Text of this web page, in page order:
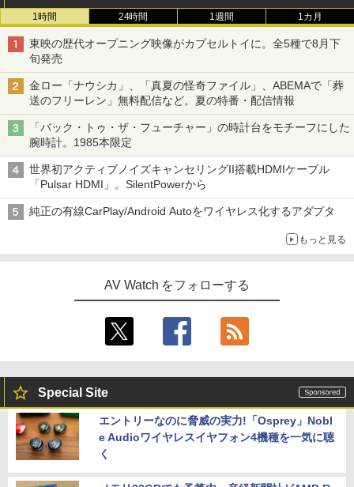
1時間 24時間 1週間 1カ月
東映の歴代オープニング映像がカプセルトイに。全5種で8月下
旬発売
金ロー「ナウシカ」、「真夏の怪奇ファイル」、ABEMAで「葬
送のフリーレン」無料配信など。夏の特番・配信情報
「バック・トゥ・ザ・フューチャー」の時計台をモチーフにした
腕時計。1985本限定
世界初アクティブノイズキャンセリングII搭載HDMIケーブル
「Pulsar HDMI」。SilentPowerから
純正の有線CarPlay/Android Autoをワイヤレス化するアダプタ
もっと見る
AV Watch をフォローする
Special Site
エントリーなのに脅威の実力!「Osprey」Nobl
e Audioワイヤレスイヤフォン4機種を一気に聴
く